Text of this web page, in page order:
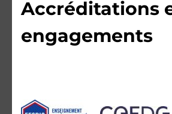
Accréditations
engagements